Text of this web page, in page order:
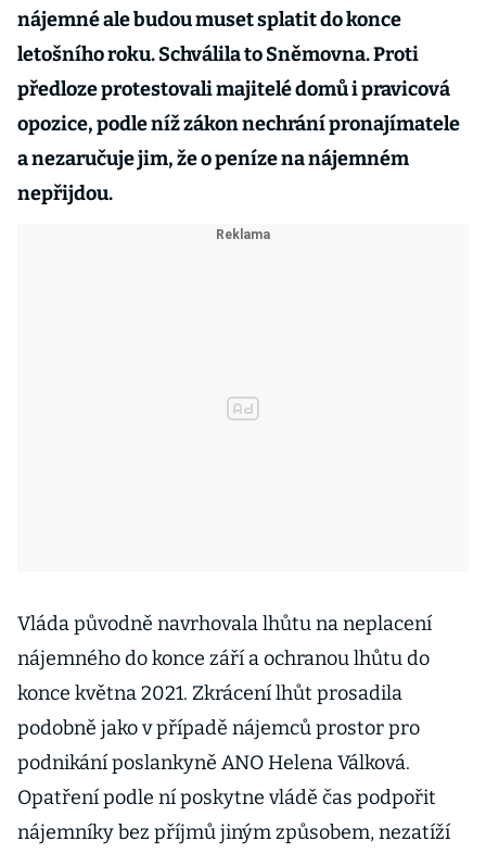
nájemné ale budou muset splatit do konce
letošního roku. Schválila to Sněmovna. Proti
předloze protestovali majitelé domů i pravicová
opozice, podle níž zákon nechrání pronajímatele
a nezaručuje jim, že o peníze na nájemném
nepřijdou.
Vláda původně navrhovala lhůtu na neplacení
nájemného do konce září a ochranou lhůtu do
konce května 2021. Zkrácení lhůt prosadila
podobně jako v případě nájemců prostor pro
podnikání poslankyně ANO Helena Válková.
Opatření podle ní poskytne vládě čas podpořit
nájemníky bez příjmů jiným způsobem, nezatíží